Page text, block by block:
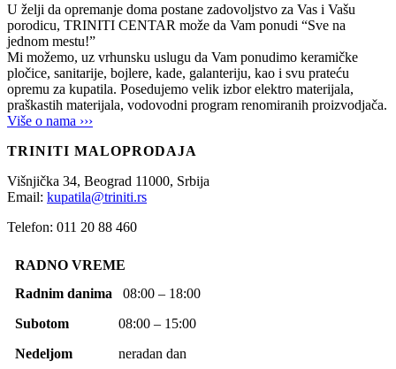
U želji da opremanje doma postane zadovoljstvo za Vas i Vašu
porodicu, TRINITI CENTAR može da Vam ponudi “Sve na
jednom mestu!”
Mi možemo, uz vrhunsku uslugu da Vam ponudimo keramičke
pločice, sanitarije, bojlere, kade, galanteriju, kao i svu prateću
opremu za kupatila. Posedujemo velik izbor elektro materijala,
praškastih materijala, vodovodni program renomiranih proizvodjača.
Više o nama ›››
TRINITI MALOPRODAJA
Višnjička 34, Beograd 11000, Srbija
Email: kupatila@triniti.rs
Telefon: 011 20 88 460
RADNO VREME
Radnim danima 08:00 – 18:00
Subotom 08:00 – 15:00
Nedeljom neradan dan